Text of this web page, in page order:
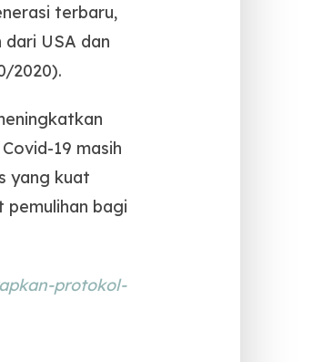
terbaru,
USA dan
2020).
19 masih
yang kuat
pemulihan bagi
protokol-